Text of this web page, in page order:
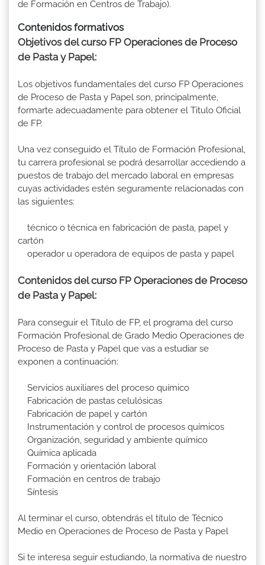
de Formación en Centros de Trabajo).
Contenidos formativos
Objetivos del curso FP Operaciones de Proceso
de Pasta y Papel:
Los objetivos fundamentales del curso FP Operaciones
de Proceso de Pasta y Papel son, principalmente,
formarte adecuadamente para obtener el Titulo Oficial
de FP.
Una vez conseguido el Título de Formación Profesional,
tu carrera profesional se podrá desarrollar accediendo a
puestos de trabajo del mercado laboral en empresas
cuyas actividades estén seguramente relacionadas con
las siguientes:
técnico o técnica en fabricación de pasta, papel y
cartón
operador u operadora de equipos de pasta y papel
Contenidos del curso FP Operaciones de Proceso
de Pasta y Papel:
Para conseguir el Título de FP, el programa del curso
Formación Profesional de Grado Medio Operaciones de
Proceso de Pasta y Papel que vas a estudiar se
exponen a continuación:
Servicios auxiliares del proceso químico
Fabricación de pastas celulósicas
Fabricación de papel y cartón
Instrumentación y control de procesos químicos
Organización, seguridad y ambiente químico
Química aplicada
Formación y orientación laboral
Formación en centros de trabajo
Síntesis
Al terminar el curso, obtendrás el título de Técnico
Medio en Operaciones de Proceso de Pasta y Papel
Si te interesa seguir estudiando, la normativa de nuestro